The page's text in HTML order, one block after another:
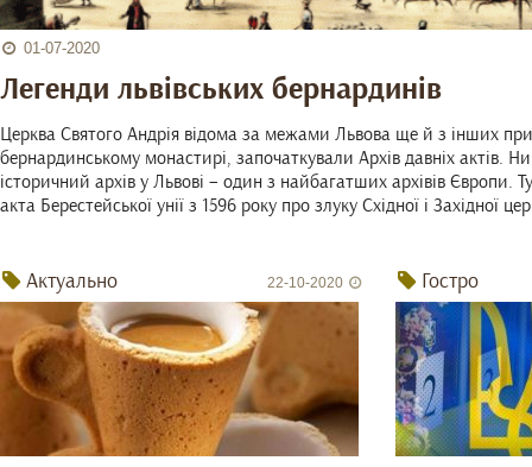
01-07-2020
Легенди львівських бернардинів
Церква Святого Андрія відома за межами Львова ще й з інших
бернардинському монастирі, започаткували Архів давніх актів.
історичний архів у Львові – один з найбагатших архівів Європи.
акта Берестейської унії з 1596 року про злуку Східної і Західної
Актуально 22-10-2020 Гостро